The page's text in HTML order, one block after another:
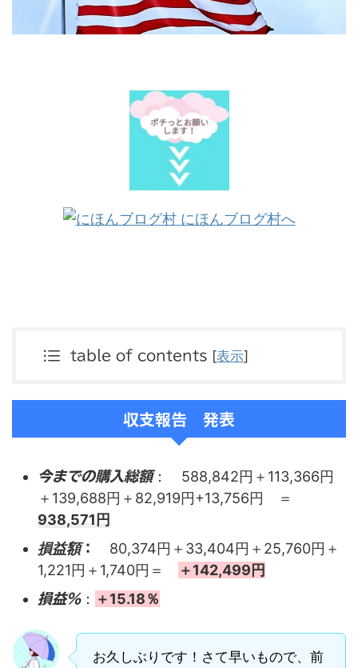
table of contents [表示]
収支報告 発表
今までの購入総額： 588,842円＋113,366円
＋139,688円＋82,919円+13,756円 ＝
938,571円
損益額： 80,374円 ＋33,404円 ＋25,760円＋
1,221円＋1,740円 ＝ ＋142,499円
損益％： ＋15.18％
お久しぶりです！さて早いもので、前